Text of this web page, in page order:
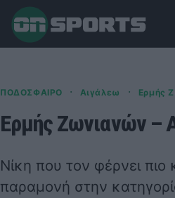
ΠΟΔΟΣΦΑΙΡΟ · Αιγάλεω · Ερμής
Ερμής Ζωνιανών –
Νίκη που τον φέρνει πιο
παραμονή στην